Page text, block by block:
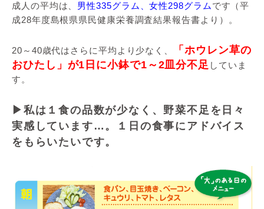
成人の平均は、 男性335グラム、女性298グラム です（平
成28年度島根県県民健康栄養調査結果報告書より）。
20～40歳代はさらに平均より少なく、
「ホウレン草の
おひたし」が1日に小鉢で1～2皿分不足 していま
す。
▶私は１食の品数が少なく、野菜不足を日々
実感しています…。１日の食事にアドバイス
をもらいたいです。